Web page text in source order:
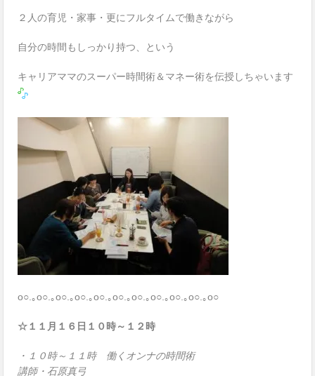
２人の育児・家事・更にフルタイムで働きながら
自分の時間もしっかり持つ、という
キャリアママのスーパー時間術＆マネー術を伝授しちゃいます
o○.｡o○.｡o○.｡o○.｡o○.｡o○.｡o○.｡o○.｡o○.｡o○.｡o○
☆１１月１６日１０時～１２時
・１０時～１１時 働くオンナの時間術
講師・石原真弓